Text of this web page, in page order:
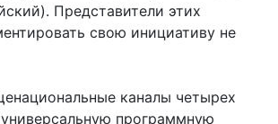
Представители этих
свою инициативу не
каналы четырех
универсальную программную